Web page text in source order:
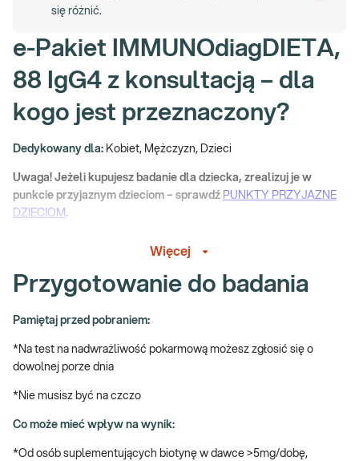
się różnić.
e-Pakiet IMMUNOdiagDIETA,
88 IgG4 z konsultacją – dla
kogo jest przeznaczony?
Dedykowany dla: Kobiet, Mężczyzn, Dzieci
Uwaga! Jeżeli kupujesz badanie dla dziecka, zrealizuj je w
punkcie przyjaznym dzieciom – sprawdź PUNKTY PRZYJAZNE
DZIECIOM .
pokarmowego, częstych bólów głowy, dolegliwości kostno-
nie została zidentyfikowana
→ Po wykluczeniu jako przyczyn swoich dolegliwości zarażenia
pasożytniczego, alergii i nietolerancji pokarmowych,
patologicznych zmian w badaniach obrazowych jamy brzusznej,
choroby jelit), IBS (zespół jelita nadwrażliwego), celiakii
→ Gdy masz podejrzenie, że za Twoje dolegliwości może być
Więcej
Przygotowanie do badania
Pamiętaj przed pobraniem:
*Na test na nadwrażliwość pokarmową możesz zgłosić się o
dowolnej porze dnia
*Nie musisz być na czczo
Co może mieć wpływ na wynik:
*Od osób suplementujących biotynę w dawce >5mg/dobę,